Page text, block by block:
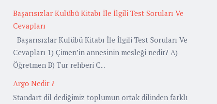
Başarısızlar Kulübü Kitabı İle İlgili Test Soruları Ve
Cevapları
Başarısızlar Kulübü Kitabı İle İlgili Test Soruları Ve
Cevapları 1) Çimen’in annesinin mesleği nedir? A)
Öğretmen B) Tur rehberi C...
Argo Nedir ?
Standart dil dediğimiz toplumun ortak dilinden farklı